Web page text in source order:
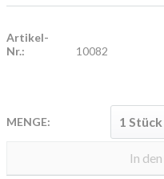
Artikel-
Nr.:
10082
MENGE:
In den